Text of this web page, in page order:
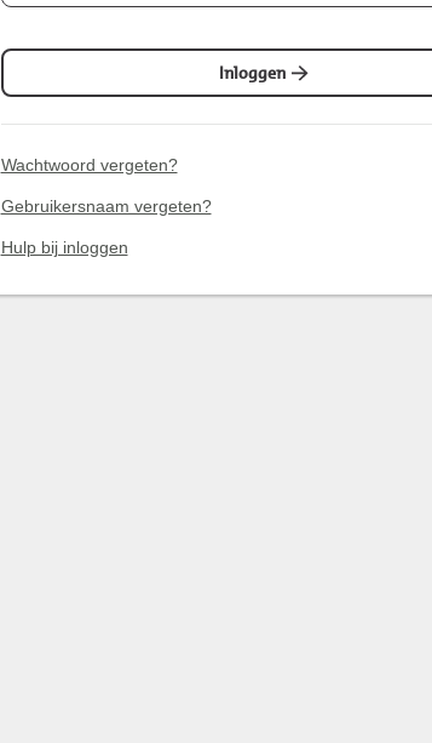
Inloggen
Wachtwoord vergeten?
Gebruikersnaam vergeten?
Hulp bij inloggen